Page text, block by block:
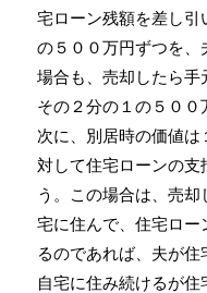
宅ローン残額を差し引
の５００万円ずつを、
場合も、売却したら手
その２分の１の５００
次に、別居時の価値
対して住宅ローンの支
う。この場合は、売
宅に住んで、住宅ロー
るのであれば、夫が住
自宅に住み続けるが